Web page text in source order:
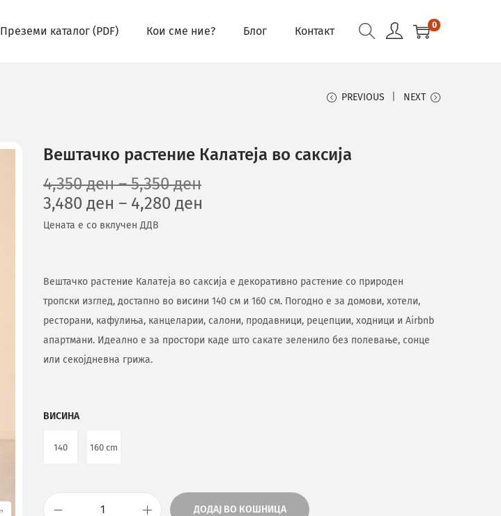
Преземи каталог (PDF) Кои сме ние? Блог Контакт 0
PREVIOUS NEXT
Вештачко растение Калатеја во саксија
4,350ден–5,350ден
3,480 ден – 4,280 ден
Цената е со вклучен ДДВ
Вештачко растение Калатеја во саксија е декоративно растение со природен
тропски изглед, достапно во висини 140 см и 160 см. Погодно е за домови, хотели,
ресторани, кафулиња, канцеларии, салони, продавници, рецепции, ходници и Airbnb
апартмани. Идеално е за простори каде што сакате зеленило без полевање, сонце
или секојдневна грижа.
ВИСИНА
140 160 cm
ДОДАЈ ВО КОШНИЦА